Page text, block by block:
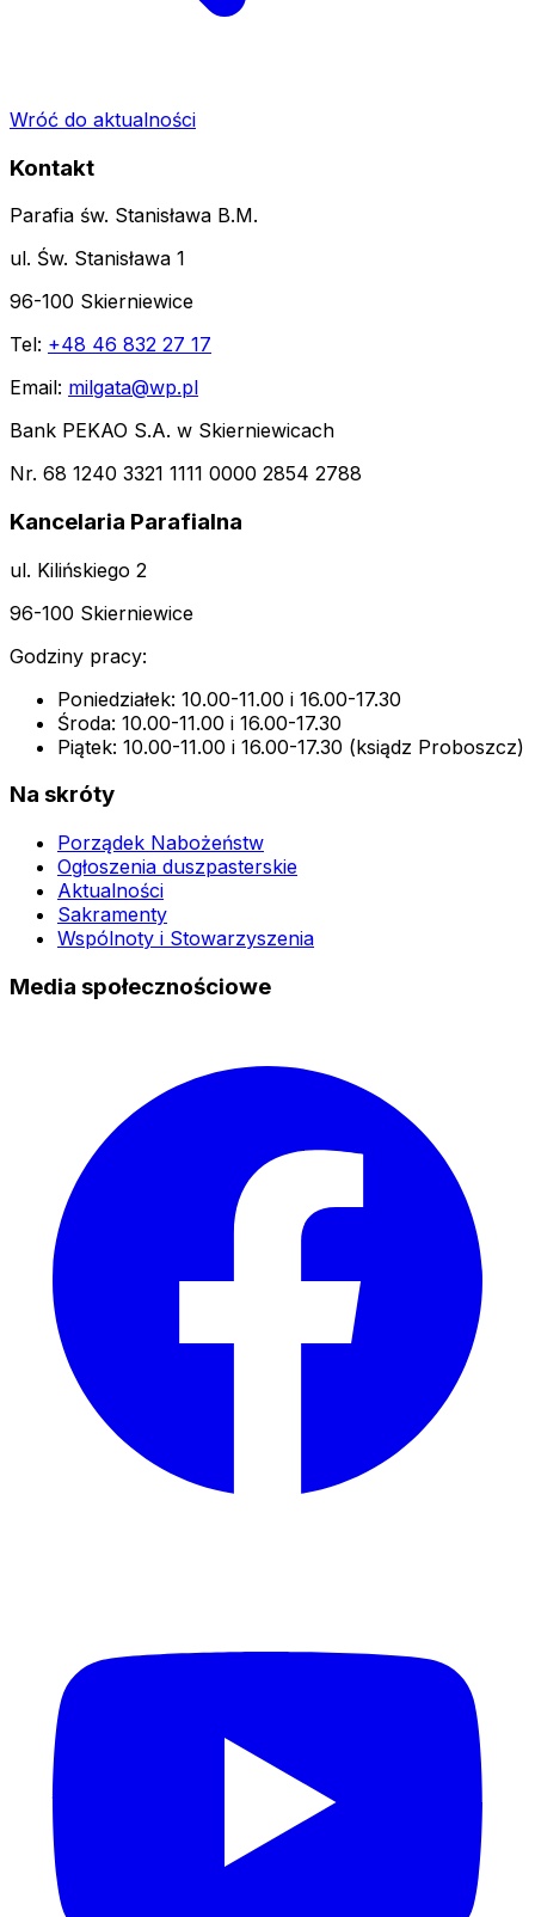
Wróć do aktualności
Kontakt
Parafia św. Stanisława B.M.
ul. Św. Stanisława 1
96-100 Skierniewice
Tel: +48 46 832 27 17
Email: milgata@wp.pl
Bank PEKAO S.A. w Skierniewicach
Nr. 68 1240 3321 1111 0000 2854 2788
Kancelaria Parafialna
ul. Kilińskiego 2
96-100 Skierniewice
Godziny pracy:
Poniedziałek: 10.00-11.00 i 16.00-17.30
Środa: 10.00-11.00 i 16.00-17.30
Piątek: 10.00-11.00 i 16.00-17.30 (ksiądz Proboszcz)
Na skróty
Porządek Nabożeństw
Ogłoszenia duszpasterskie
Aktualności
Sakramenty
Wspólnoty i Stowarzyszenia
Media społecznościowe